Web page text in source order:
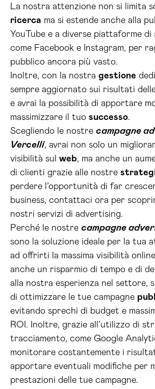
La nostra attenzione non si limita
ricerca ma si estende anche alla
YouTube e a diverse piattaforme di
come Facebook e Instagram, per
pubblico ancora più vasto.
Inoltre, con la nostra gestione
sempre aggiornato sui risultati
e avrai la possibilità di apportare
massimizzare il tuo successo.
Scegliendo le nostre campagne
Vercelli, avrai non solo un
visibilità sul web, ma anche un
di clienti grazie alle nostre
perdere l’opportunità di far
business, contattaci ora per
nostri servizi di advertising.
Perché le nostre campagne
sono la soluzione ideale per la tua
ad offrirti la massima visibilità
anche un risparmio di tempo e di
alla nostra esperienza nel settore,
di ottimizzare le tue campagne
evitando sprechi di budget e
ROI. Inoltre, grazie all’utilizzo di
tracciamento, come Google
monitorare costantemente i
apportare eventuali modifiche per
prestazioni delle tue campagne.